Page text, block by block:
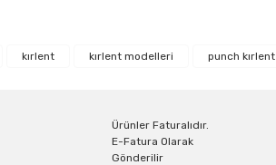
pahalı.
kırlent kırlent modelleri punch kırlent
Ürünler Faturalıdır.
E-Fatura Olarak
Gönderilir